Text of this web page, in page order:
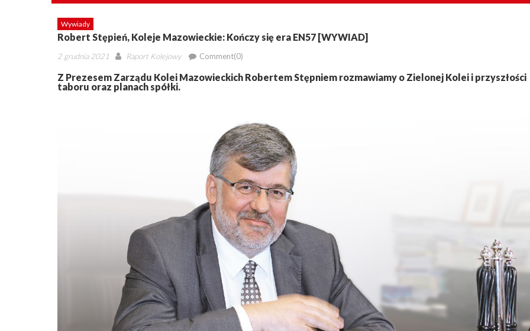
Wywiady
Robert Stępień, Koleje Mazowieckie: Kończy się era EN57 [WYWIAD]
Posted
2 grudnia 2021 Author
Raport Kolejowy Comment(0)
Z Prezesem Zarządu Kolei Mazowieckich Robertem Stępniem rozmawiamy o Zielonej Kolei i przyszłości
taboru oraz planach spółki.